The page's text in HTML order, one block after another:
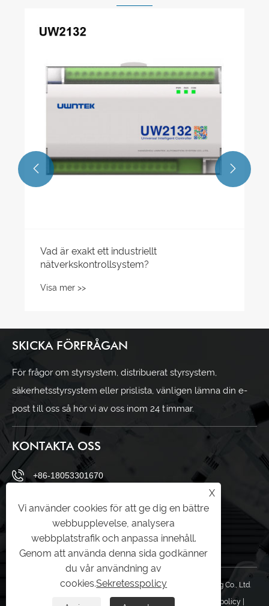
Vad är exakt ett industriellt
nätverkskontrollsystem?
Visa mer >>
 
SKICKA FÖRFRÅGAN
För frågor om styrsystem, distribuerat styrsystem,
säkerhetsstyrsystem eller prislista, vänligen lämna din e-
post till oss så hör vi av oss inom 24 timmar.
KONTAKTA OSS
+86-18053301670
69 Sanying Road, Zahngdian District, Zibo City,
Shandongprovinsen, Kina
Copyright © 2024 Shandong Youwen Automation Engineering Co., Ltd.
Sekretesspolicy
X
Vi använder cookies för att ge dig en bättre
webbupplevelse, analysera
webbplatstrafik och anpassa innehåll.
Genom att använda denna sida godkänner
du vår användning av
cookies.Sekretesspolicy